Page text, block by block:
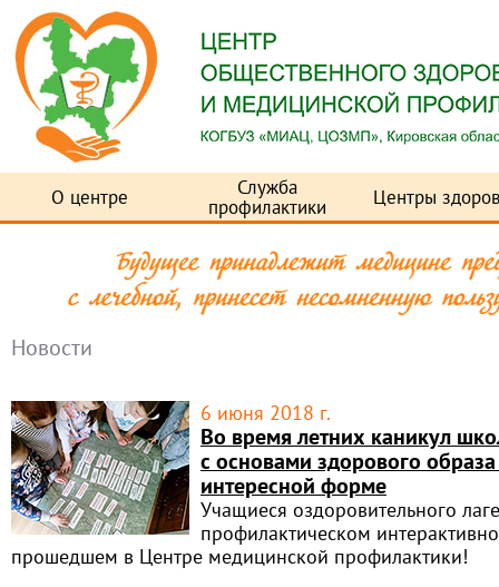
О центре
Служба
профилактики
Центры
Новости
6 июня 2018 г.
Во время летних каникул
с основами здорового
интересной форме
Учащиеся оздоровительного
профилактическом
прошедшем в Центре медицинской профилактики!